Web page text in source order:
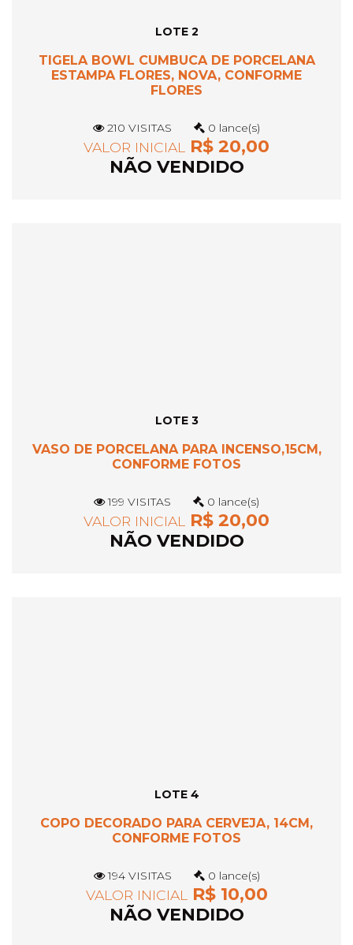
LOTE 2
TIGELA BOWL CUMBUCA DE PORCELANA
ESTAMPA FLORES, NOVA, CONFORME
FLORES
210 VISITAS 0 lance(s)
VALOR INICIAL
R$ 20,00
NÃO VENDIDO
LOTE 3
VASO DE PORCELANA PARA INCENSO,15CM,
CONFORME FOTOS
199 VISITAS 0 lance(s)
VALOR INICIAL
R$ 20,00
NÃO VENDIDO
LOTE 4
COPO DECORADO PARA CERVEJA, 14CM,
CONFORME FOTOS
194 VISITAS 0 lance(s)
VALOR INICIAL R$ 10,00
NÃO VENDIDO